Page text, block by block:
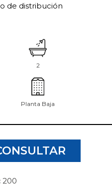
de distribución
2
Planta Baja
200